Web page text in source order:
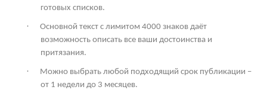
готовых списков.
·
Основной текст с лимитом 4000 знаков даёт
возможность описать все ваши достоинства и
притязания.
·
Можно выбрать любой подходящий срок публикации –
от 1 недели до 3 месяцев.